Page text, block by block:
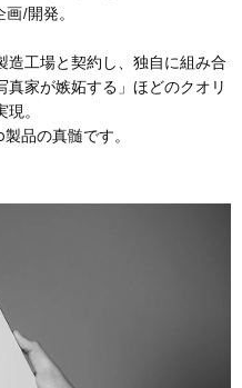
/開発。
造工場と契約し、独自に組み合
家が嫉妬する」ほどのクオリ
。
品の真髄です。